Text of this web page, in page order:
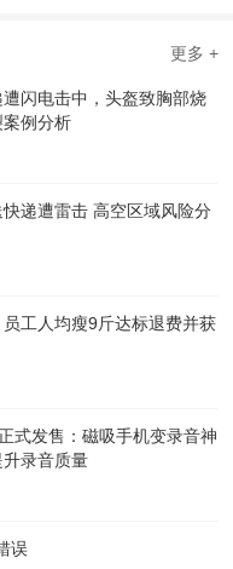
更多 +
闪电击中，头盔致胸部烧
例分析
递遭雷击 高空区域风险分
工人均瘦9斤达标退费并获
式发售：磁吸手机变录音神
录音质量
误